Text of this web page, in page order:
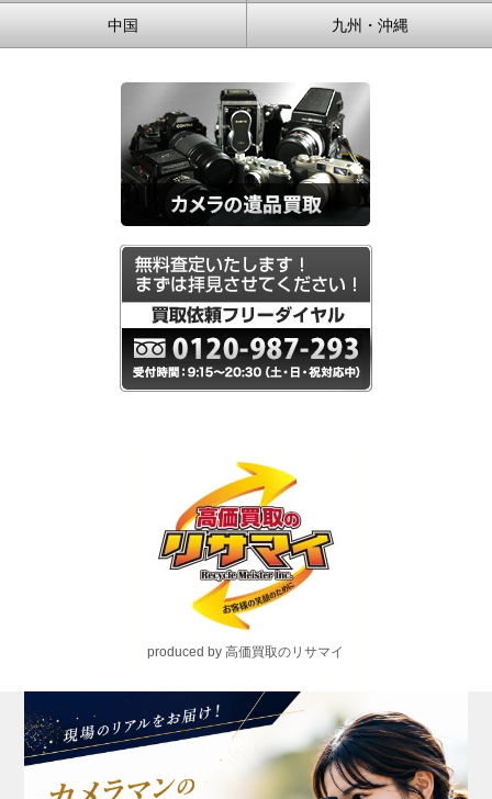
中国 九州・沖縄
produced by 高価買取のリサマイ